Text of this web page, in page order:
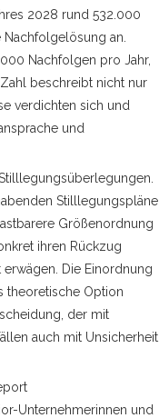
2028 rund 532.000
an.
Nachfolgen pro Jahr,
beschreibt nicht nur
verdichten sich und
und
Stilllegungspläne
Größenordnung
ihren Rückzug
Die Einordnung
theoretische Option
der mit
auch mit Unsicherheit
Unternehmerinnen und